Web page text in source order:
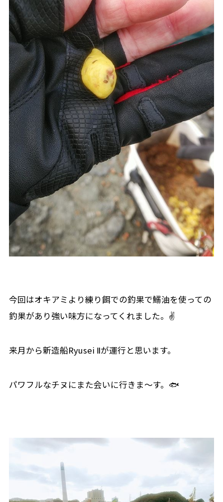
今回はオキアミより練り餌での釣果で鰯油を使っての
釣果があり強い味方になってくれました。✌
来月から新造船Ryusei Ⅱが運行と思います。
パワフルなチヌにまた会いに行きま～す。🐟